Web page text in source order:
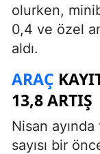
olurken,
0,4 ve özel
aldı.
ARAÇ
13,8 ARTIŞ
Nisan ayında
sayısı bir